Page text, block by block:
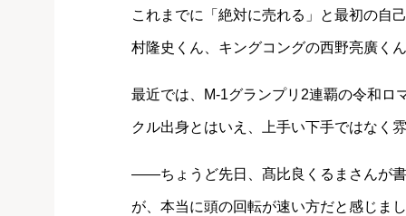
これまでに「絶対に売れる」と最初の自
村隆史くん、キングコングの西野亮廣く
最近では、M-1グランプリ2連覇の令和ロ
クル出身とはいえ、上手い下手ではなく
――ちょうど先日、髙比良くるまさんが
が、本当に頭の回転が速い方だと感じま